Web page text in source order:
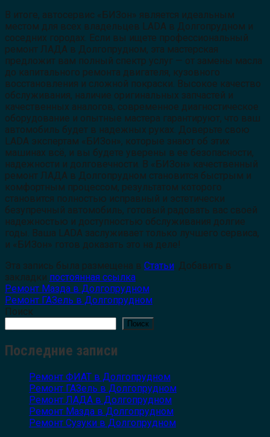
В итоге, автосервис «БИЗон» является идеальным
местом для всех владельцев LADA в Долгопрудном и
соседних городах. Если вы ищете профессиональный
ремонт ЛАДА в Долгопрудном, эта мастерская
предложит вам полный спектр услуг — от замены масла
до капитального ремонта двигателя, кузовного
восстановления и сложной покраски. Высокое качество
обслуживания, наличие оригинальных запчастей и
качественных аналогов, современное диагностическое
оборудование и опытные мастера гарантируют, что ваш
автомобиль будет в надежных руках. Доверьте свою
LADA экспертам «БИЗон», которые знают об этих
машинах всё, и вы будете уверены в ее безопасности,
надежности и долговечности. В «БИЗон» качественный
ремонт ЛАДА в Долгопрудном становится быстрым и
комфортным процессом, результатом которого
становится полностью исправный и эстетически
безупречный автомобиль, готовый радовать вас своей
надежностью и доступностью обслуживания долгие
годы. Ваша LADA заслуживает только лучшего сервиса,
и «БИЗон» готов доказать это на деле!
Эта запись была размещена в Статьи. Добавить в
закладки постоянная ссылка.
Ремонт Мазда в Долгопрудном
Ремонт ГАЗель в Долгопрудном
Поиск
Поиск
Последние записи
Ремонт ФИАТ в Долгопрудном
Ремонт ГАЗель в Долгопрудном
Ремонт ЛАДА в Долгопрудном
Ремонт Мазда в Долгопрудном
Ремонт Сузуки в Долгопрудном